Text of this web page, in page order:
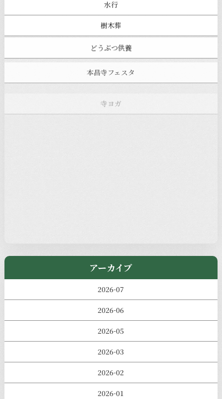
水行
樹木葬
どうぶつ供養
本昌寺フェスタ
お知らせ
アーカイブ
2026-07
2026-06
2026-05
2026-03
2026-02
2026-01